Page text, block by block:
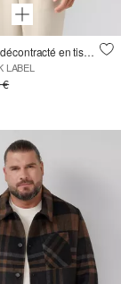
Survêtement décontracté en tissu stretch
LABEL
€